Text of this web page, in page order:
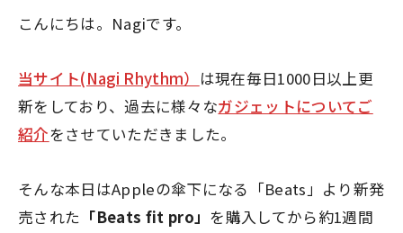
こんにちは。Nagiです。
当サイト(Nagi Rhythm） は現在毎日1000日以上更
新をしており、過去に様々なガジェットについてご
紹介をさせていただきました。
そんな本日はAppleの傘下になる「Beats」より新発
売された 「Beats fit pro」 を購入してから約1週間